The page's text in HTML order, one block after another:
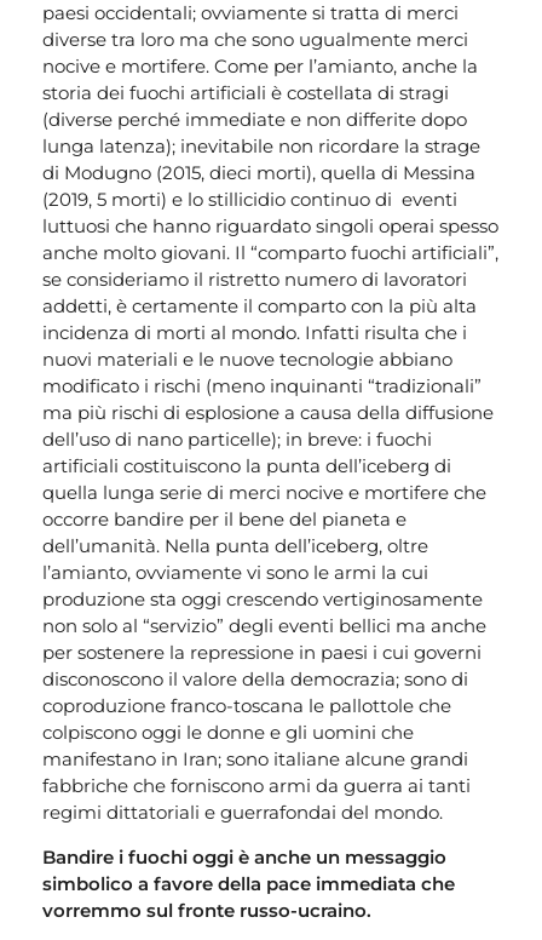
paesi occidentali; ovviamente si tratta di merci
diverse tra loro ma che sono ugualmente merci
nocive e mortifere. Come per l’amianto, anche la
storia dei fuochi artificiali è costellata di stragi
(diverse perché immediate e non differite dopo
lunga latenza); inevitabile non ricordare la strage
di Modugno (2015, dieci morti), quella di Messina
(2019, 5 morti) e lo stillicidio continuo di eventi
luttuosi che hanno riguardato singoli operai spesso
anche molto giovani. Il “comparto fuochi artificiali”,
se consideriamo il ristretto numero di lavoratori
addetti, è certamente il comparto con la più alta
incidenza di morti al mondo. Infatti risulta che i
nuovi materiali e le nuove tecnologie abbiano
modificato i rischi (meno inquinanti “tradizionali”
ma più rischi di esplosione a causa della diffusione
dell’uso di nano particelle); in breve: i fuochi
artificiali costituiscono la punta dell’iceberg di
quella lunga serie di merci nocive e mortifere che
occorre bandire per il bene del pianeta e
dell’umanità. Nella punta dell’iceberg, oltre
l’amianto, ovviamente vi sono le armi la cui
produzione sta oggi crescendo vertiginosamente
non solo al “servizio” degli eventi bellici ma anche
per sostenere la repressione in paesi i cui governi
disconoscono il valore della democrazia; sono di
coproduzione franco-toscana le pallottole che
colpiscono oggi le donne e gli uomini che
manifestano in Iran; sono italiane alcune grandi
fabbriche che forniscono armi da guerra ai tanti
regimi dittatoriali e guerrafondai del mondo.
Bandire i fuochi oggi è anche un messaggio
simbolico a favore della pace immediata che
vorremmo sul fronte russo-ucraino.